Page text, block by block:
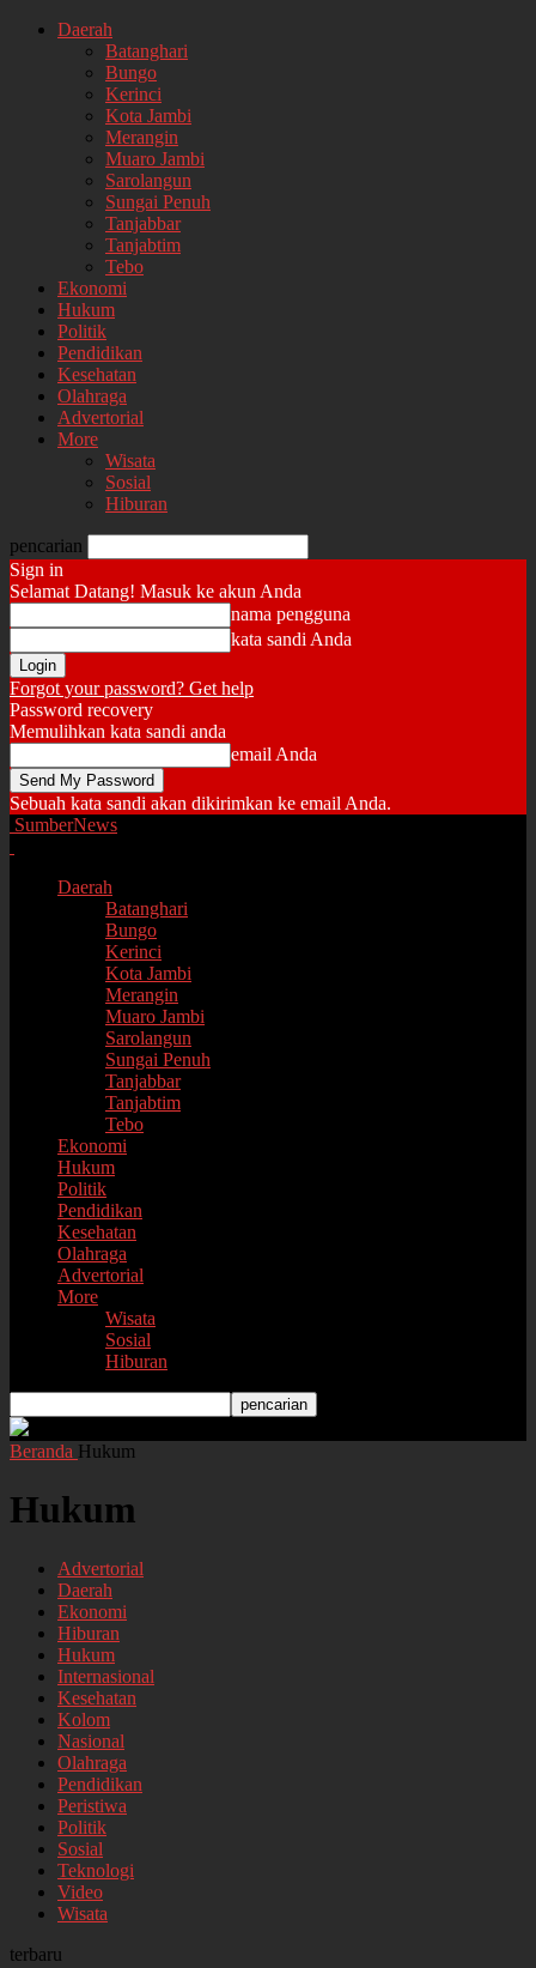
Daerah
Batanghari
Bungo
Kerinci
Kota Jambi
Merangin
Muaro Jambi
Sarolangun
Sungai Penuh
Tanjabbar
Tanjabtim
Tebo
Ekonomi
Hukum
Politik
Pendidikan
Kesehatan
Olahraga
Advertorial
More
Wisata
Sosial
Hiburan
pencarian
Sign in
Selamat Datang! Masuk ke akun Anda
nama pengguna
kata sandi Anda
Forgot your password? Get help
Password recovery
Memulihkan kata sandi anda
email Anda
Sebuah kata sandi akan dikirimkan ke email Anda.
SumberNews
Daerah
Batanghari
Bungo
Kerinci
Kota Jambi
Merangin
Muaro Jambi
Sarolangun
Sungai Penuh
Tanjabbar
Tanjabtim
Tebo
Ekonomi
Hukum
Politik
Pendidikan
Kesehatan
Olahraga
Advertorial
More
Wisata
Sosial
Hiburan
Beranda Hukum
Hukum
Advertorial
Daerah
Ekonomi
Hiburan
Hukum
Internasional
Kesehatan
Kolom
Nasional
Olahraga
Pendidikan
Peristiwa
Politik
Sosial
Teknologi
Video
Wisata
terbaru